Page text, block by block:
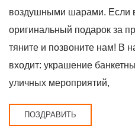
воздушными шарами. Если
оригинальный подарок за
тяните и позвоните нам! В
входит: украшение
уличных мероприятий,
ПОЗДРАВИТЬ